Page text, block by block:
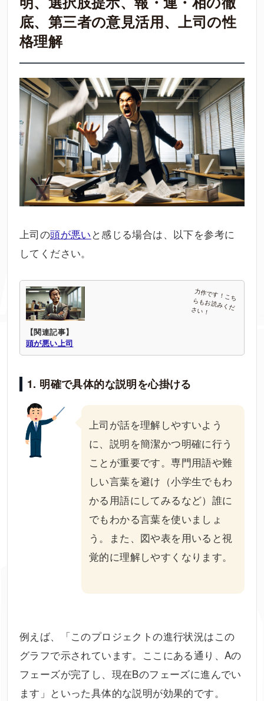
底、第三者の意見活用、上司の性
格理解
上司の頭が悪い と感じる場合は、以下を参考に
してください。
【関連記事】
頭が悪い上司
1. 明確で具体的な説明を心掛ける
上司が話を理解しやすいよう
に、説明を簡潔かつ明確に行う
ことが重要です。専門用語や難
しい言葉を避け（小学生でもわ
かる用語にしてみるなど）誰に
でもわかる言葉を使いましょ
う。また、図や表を用いると視
覚的に理解しやすくなります。
例えば、「このプロジェクトの進行状況はこの
グラフで示されています。ここにある通り、Aの
フェーズが完了し、現在Bのフェーズに進んでい
ます」といった具体的な説明が効果的です。